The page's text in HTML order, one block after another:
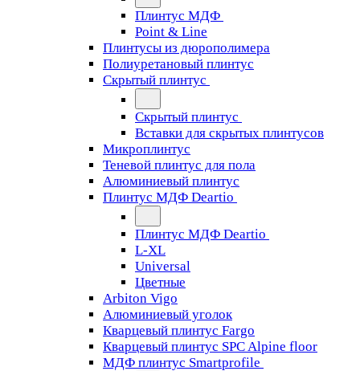
Плинтус МДФ
Point & Line
Плинтусы из дюрополимера
Полиуретановый плинтус
Скрытый плинтус
Скрытый плинтус
Вставки для скрытых плинтусов
Микроплинтус
Теневой плинтус для пола
Алюминиевый плинтус
Плинтус МДФ Deartio
Плинтус МДФ Deartio
L-XL
Universal
Цветные
Arbiton Vigo
Алюминиевый уголок
Кварцевый плинтус Fargo
Кварцевый плинтус SPC Alpine floor
МДФ плинтус Smartprofile